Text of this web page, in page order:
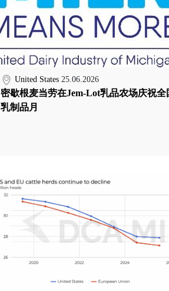
United States 25.06.2026
密歇根麦当劳在Jem-Lot乳品农场庆祝全
乳制品月